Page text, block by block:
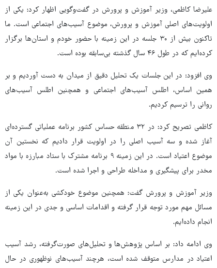
علیرضا کاظمی، وزیر آموزش و پرورش در گفت‌وگویی اظهار کرد: یکی از
اولویت‌های اصلی آموزش و پرورش، موضوع آسیب‌های اجتماعی است. ما
تاکنون بیش از ۳۰ جلسه در این زمینه با حضور خودم و استان‌ها برگزار
کرده‌ایم که در طول ۴۶ سال گذشته بی‌سابقه بوده است.
وی افزود: در این جلسات یک تحلیل دقیق از میدان به دست آوردیم و بر
همین اساس، اطلس آسیب‌های اجتماعی و همچنین اطلس آسیب‌های
روانی را ترسیم کردیم.
کاظمی تصریح کرد: در ۳۲ منطقه حساس کشور برنامه عملیاتی گسترده‌ای
آغاز شده و سه آسیب اصلی را در اولویت قرار دادیم که نخستین آن
موضوع اعتیاد است. در این زمینه ۹ برنامه مشترک با ستاد مبارزه با مواد
مخدر برای پیشگیری و مداخله طراحی و اجرا شده است.
وزیر آموزش و پرورش گفت: همچنین موضوع خودکشی به‌عنوان یکی از
مسائل مهم مورد توجه قرار گرفته و اقدامات اساسی و جدی در این زمینه
انجام داده‌ایم.
وی ادامه داد: بر اساس پژوهش‌ها و تحلیل‌های صورت‌گرفته، رشد آسیب
اعتیاد در مدارس متوقف شده است، هرچند آسیب‌های نوظهوری در حال